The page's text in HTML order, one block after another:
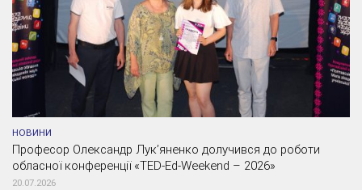
НОВИНИ
Професор Олександр Лук’яненко долучився до роботи
обласної конференції «TED-Ed-Weekend – 2026»
20.07.2026